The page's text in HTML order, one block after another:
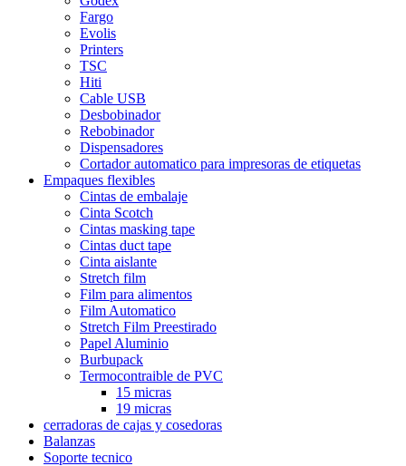
Fargo
Evolis
Printers
TSC
Hiti
Cable USB
Desbobinador
Rebobinador
Dispensadores
Cortador automatico para impresoras de etiquetas
Empaques flexibles
Cintas de embalaje
Cinta Scotch
Cintas masking tape
Cintas duct tape
Cinta aislante
Stretch film
Film para alimentos
Film Automatico
Stretch Film Preestirado
Papel Aluminio
Burbupack
Termocontraible de PVC
15 micras
19 micras
cerradoras de cajas y cosedoras
Balanzas
Soporte tecnico